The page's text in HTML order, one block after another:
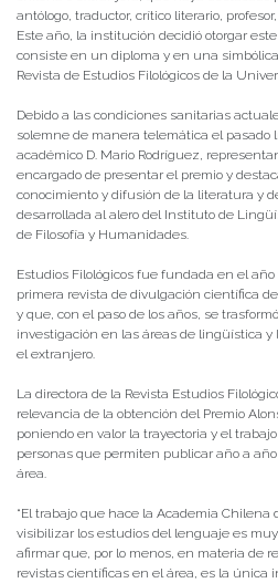
antólogo, traductor, crítico literario,
Este año, la institución decidió otorgar
consiste en un diploma y en una
Revista de Estudios Filológicos de la
Debido a las condiciones sanitarias
solemne de manera telemática el pasado
académico D. Mario Rodríguez,
encargado de presentar el premio y
conocimiento y difusión de la literatura y
desarrollada al alero del Instituto de
de Filosofía y Humanidades.
Estudios Filológicos fue fundada en el año
primera revista de divulgación científica
y que, con el paso de los años, se
investigación en las áreas de lingüística
el extranjero.
La directora de la Revista Estudios
relevancia de la obtención del Premio
poniendo en valor la trayectoria y el
personas que permiten publicar año a
área.
“El trabajo que hace la Academia Chilena
visibilizar los estudios del lenguaje es
afirmar que, por lo menos, en materia de
revistas científicas en el área, es la única